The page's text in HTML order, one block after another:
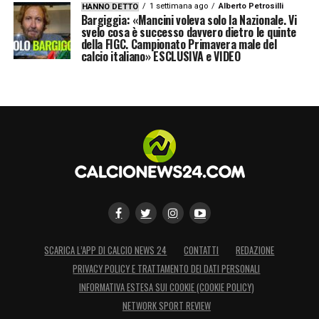
sogno europeo del Bologna continua tra
entusiasmo e inevitabili difficoltà fisiche.
HANNO DETTO 1 settimana ago Alberto Petrosilli
Bargiggia: «Mancini voleva solo la Nazionale. Vi
svelo cosa è successo davvero dietro le quinte
della FIGC. Campionato Primavera male del
calcio italiano» ESCLUSIVA e VIDEO
SCARICA L’APP DI CALCIO NEWS 24 CONTATTI
REDAZIONE
PRIVACY POLICY E TRATTAMENTO DEI DATI PERSONALI
INFORMATIVA ESTESA SUI COOKIE (COOKIE POLICY)
NETWORK SPORT REVIEW